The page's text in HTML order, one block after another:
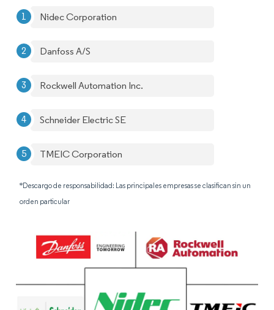
Nidec Corporation
Danfoss A/S
Rockwell Automation Inc.
Schneider Electric SE
TMEIC Corporation
*Descargo de responsabilidad: Las principales empresas se clasifican sin un
orden particular